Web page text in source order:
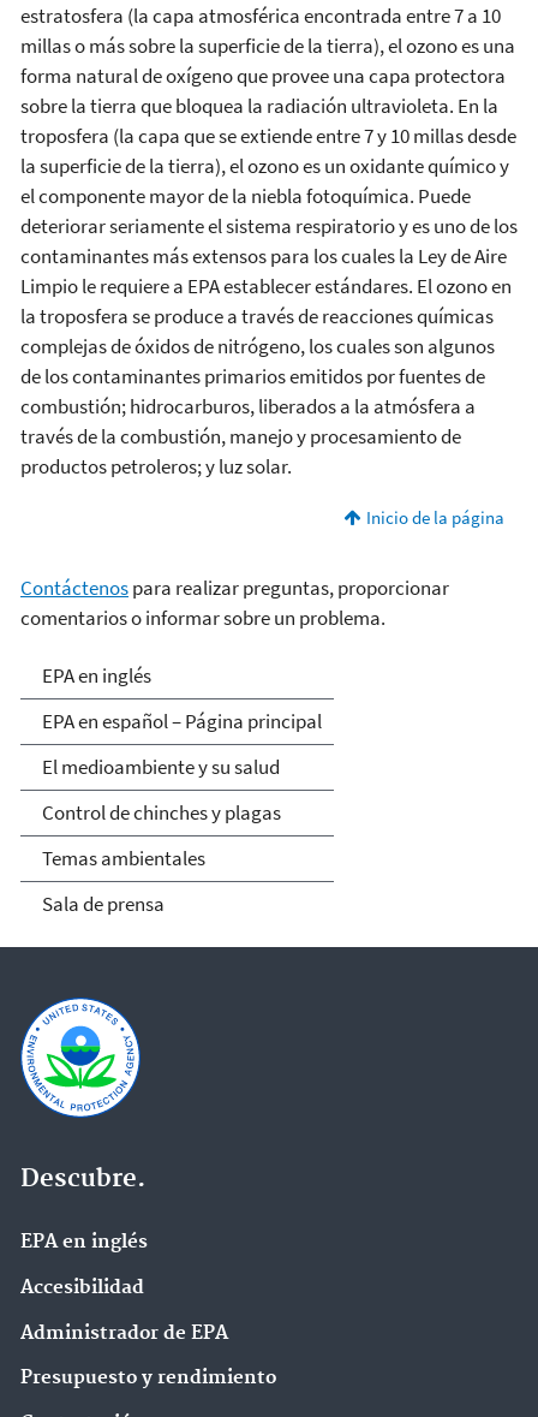
estratosfera (la capa atmosférica encontrada entre 7 a 10
millas o más sobre la superficie de la tierra), el ozono es una
forma natural de oxígeno que provee una capa protectora
sobre la tierra que bloquea la radiación ultravioleta. En la
troposfera (la capa que se extiende entre 7 y 10 millas desde
la superficie de la tierra), el ozono es un oxidante químico y
el componente mayor de la niebla fotoquímica. Puede
deteriorar seriamente el sistema respiratorio y es uno de los
contaminantes más extensos para los cuales la Ley de Aire
Limpio le requiere a EPA establecer estándares. El ozono en
la troposfera se produce a través de reacciones químicas
complejas de óxidos de nitrógeno, los cuales son algunos
de los contaminantes primarios emitidos por fuentes de
combustión; hidrocarburos, liberados a la atmósfera a
través de la combustión, manejo y procesamiento de
productos petroleros; y luz solar.
Inicio de la página
Contáctenospara realizar preguntas, proporcionar
comentarios o informar sobre un problema.
EPA en español
EPA en inglés
EPA en español – Página principal
El medioambiente y su salud
Control de chinches y plagas
Temas ambientales
Sala de prensa
Descubre.
EPA en ingl‌és
Accesibilidad
Administrador de EPA
Presupuesto y rendimiento